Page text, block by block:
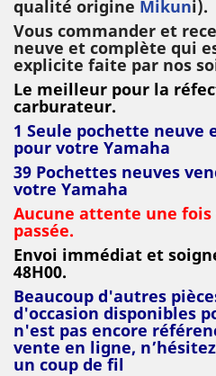
qualité origine Mikuni).
Vous commander et
neuve et complète qui
explicite faite par nos
Le meilleur pour la
carburateur.
1 Seule pochette neuve
pour votre Yamaha
39 Pochettes neuves
votre Yamaha
Aucune attente une
passée.
Envoi immédiat et
48H00.
Beaucoup d'autres
d'occasion disponibles
n'est pas encore
vente en ligne,
un coup de fil